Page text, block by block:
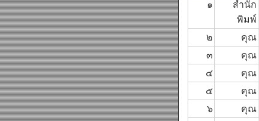
๑
สำนัก
พิมพ์
๒ คุณ
๓
คุณ
๔
คุณ
๕
คุณ
๖
คุณ